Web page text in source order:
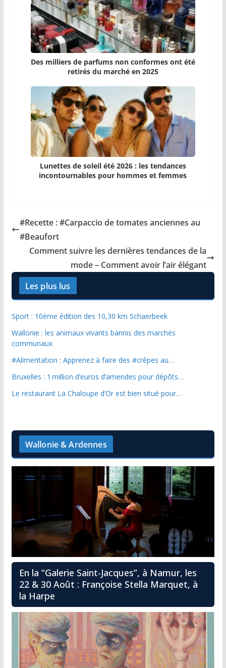
Des milliers de parfums non conformes ont été
retirés du marché en 2025
Lunettes de soleil été 2026 : les tendances
incontournables pour hommes et femmes
#Recette : #Carpaccio de tomates anciennes au
#Beaufort
Comment suivre les dernières tendances de la
mode – Comment avoir l’air élégant
Les plus lus
Sport : 10ème édition des 10,30 km Schaerbeek
Wallonie : les animaux vivants bannis des marchés
communaux
#Alimentation : Apprenez à faire des #crêpes au…
Bruxelles : 1 million d’euros d’amendes pour dépôts…
Le restaurant La Chaloupe d’Or est bien situé pour…
Wallonie & Ardennes
En la “Galerie Saint-Jacques”, à Namur, les
22 & 30 Août : Françoise Stella Marquet, à
la Harpe